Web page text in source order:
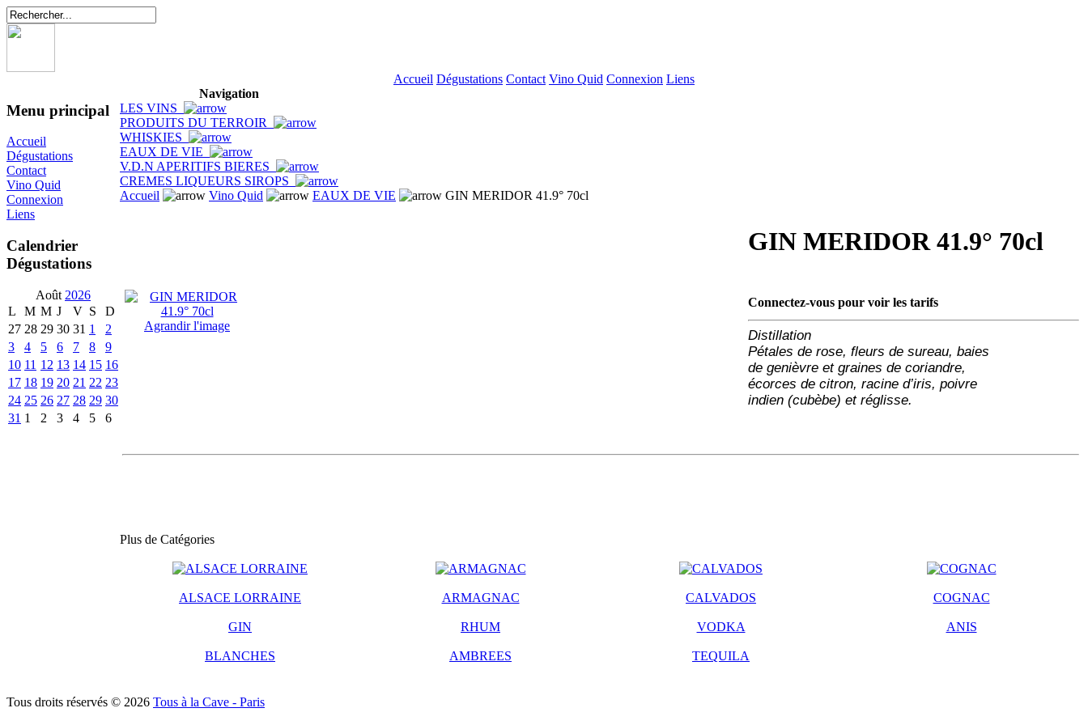
Accueil Dégustations Contact Vino Quid Connexion Liens
Menu principal
Accueil
Dégustations
Contact
Vino Quid
Connexion
Liens
Calendrier
Dégustations
Août 2026
L
M M J V S
D
27 28 29 30 31 1
2
3
4 5 6 7 8
9
10 11 12 13 14 15 16
17 18 19 20 21 22 23
24 25 26 27 28 29 30
31 1 2 3 4 5 6
Navigation
LES VINS
PRODUITS DU TERROIR
WHISKIES
EAUX DE VIE
V.D.N APERITIFS BIERES
CREMES LIQUEURS SIROPS
Accueil
Vino Quid EAUX DE VIE GIN MERIDOR 41.9° 70cl
Agrandir l'image
GIN MERIDOR 41.9° 70cl
Connectez-vous pour voir les tarifs
Distillation
Pétales de rose, fleurs de sureau, baies
de genièvre et graines de coriandre,
écorces de citron, racine d’iris, poivre
indien (cubèbe) et réglisse.
Plus de Catégories
ALSACE LORRAINE ARMAGNAC CALVADOS COGNAC
GIN RHUM VODKA ANIS
BLANCHES AMBREES TEQUILA
Tous droits réservés © 2026 Tous à la Cave - Paris